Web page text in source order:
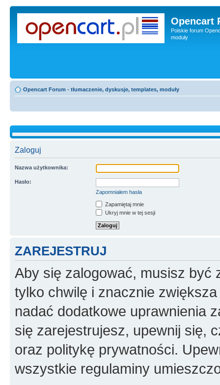
Opencart
Polskie forum
moduły
Opencart Forum - tłumaczenie, dyskusje, templates, moduły
Zaloguj
Nazwa użytkownika:
Hasło:
Zapomniałem hasła
Zapamiętaj mnie
Ukryj mnie w tej sesji
ZAREJESTRUJ
Aby się zalogować, musisz być
tylko chwilę i znacznie
nadać dodatkowe uprawnienia
się zarejestrujesz, upewnij się,
oraz politykę prywatności.
wszystkie regulaminy